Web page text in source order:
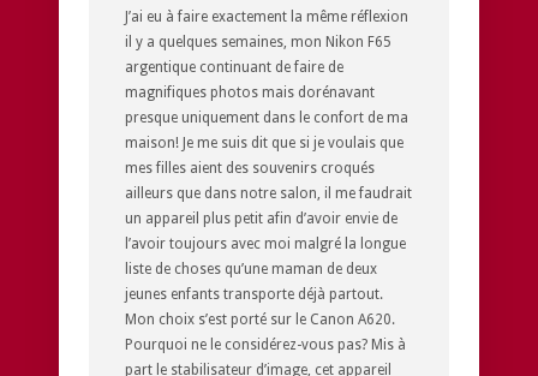
J’ai eu à faire exactement la même réflexion
il y a quelques semaines, mon Nikon F65
argentique continuant de faire de
magnifiques photos mais dorénavant
presque uniquement dans le confort de ma
maison! Je me suis dit que si je voulais que
mes filles aient des souvenirs croqués
ailleurs que dans notre salon, il me faudrait
un appareil plus petit afin d’avoir envie de
l’avoir toujours avec moi malgré la longue
liste de choses qu’une maman de deux
jeunes enfants transporte déjà partout.
Mon choix s’est porté sur le Canon A620.
Pourquoi ne le considérez-vous pas? Mis à
part le stabilisateur d’image, cet appareil